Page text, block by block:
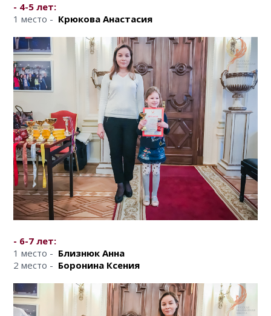
ОТКРЫТЬ ШАХМАТНЫЙ
КЛУБ
КЛУБНЫЕ КАРТЫ
- 4-5 лет:
1 место - Крюкова Анастасия
- 6-7 лет:
1 место - Близнюк Анна
2 место - Боронина Ксения